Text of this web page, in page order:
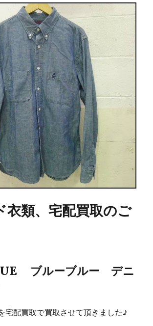
衣類、宅配買取のご
ブルーブルー デニ
宅配買取で買取させて頂きました♪